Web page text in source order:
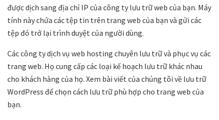
được dịch sang địa chỉ IP của công ty lưu trữ web của bạn. Máy
tính này chứa các tệp tin trên trang web của bạn và gửi các
tệp đó trở lại trình duyệt của người dùng.
Các công ty dịch vụ web hosting chuyên lưu trữ và phục vụ các
trang web. Họ cung cấp các loại kế hoạch lưu trữ khác nhau
cho khách hàng của họ. Xem bài viết của chúng tôi về lưu trữ
WordPress để chọn cách lưu trữ phù hợp cho trang web của
bạn.